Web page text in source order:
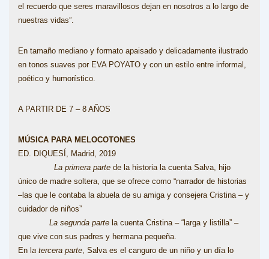
el recuerdo que seres maravillosos dejan en nosotros a lo largo de
nuestras vidas”.
En tamaño mediano y formato apaisado y delicadamente ilustrado
en tonos suaves por EVA POYATO y con un estilo entre informal,
poético y humorístico.
A PARTIR DE 7 – 8 AÑOS
MÚSICA PARA MELOCOTONES
ED. DIQUESÍ, Madrid, 2019
La primera parte de la historia la cuenta Salva, hijo
único de madre soltera, que se ofrece como “narrador de historias
–las que le contaba la abuela de su amiga y consejera Cristina – y
cuidador de niños”
La segunda parte la cuenta Cristina – “larga y listilla” –
que vive con sus padres y hermana pequeña.
En l a tercera parte, Salva es el canguro de un niño y un día lo